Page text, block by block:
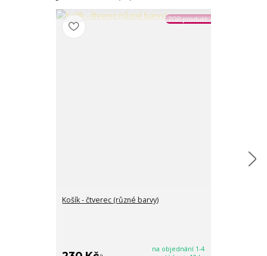
TOP produkt
Košík - čtverec (různé barvy)
na objednání 1-4